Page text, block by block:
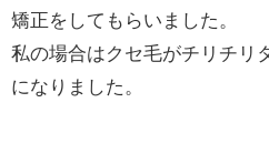
矯正をしてもらいました。
私の場合はクセ毛がチリチリ
になりました。